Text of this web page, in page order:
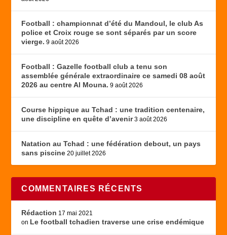
Football : championnat d’été du Mandoul, le club As
police et Croix rouge se sont séparés par un score
vierge. 9 août 2026
Football : Gazelle football club a tenu son
assemblée générale extraordinaire ce samedi 08 août
2026 au centre Al Mouna. 9 août 2026
Course hippique au Tchad : une tradition centenaire,
une discipline en quête d’avenir 3 août 2026
Natation au Tchad : une fédération debout, un pays
sans piscine 20 juillet 2026
COMMENTAIRES RÉCENTS
Rédaction 17 mai 2021
on Le football tchadien traverse une crise endémique